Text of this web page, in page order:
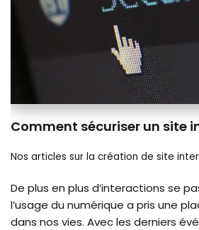
Comment sécuriser un site
Nos articles sur la création de site
De plus en plus d’interactions se
l’usage du numérique a pris une
dans nos vies. Avec les derniers